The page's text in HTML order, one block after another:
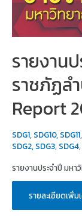
รายงาน
ราชภัฏล
Report
SDG1, SDG10, SDG11,
SDG2, SDG3, SDG4,
รายงานประจำปี มห
รายงาน
ประจำ
ปี
รายละเอียดเพิ่ม